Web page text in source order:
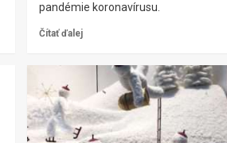
pandémie koronavírusu.
Čítať ďalej